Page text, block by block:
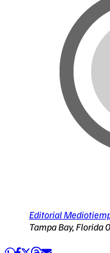
Editorial
Tampa Bay, Florida